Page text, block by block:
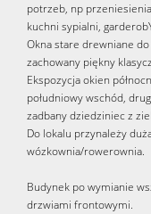
potrzeb, np
kuchni sypialni,
Okna stare drewniane
zachowany piękny
Ekspozycja okien
południowy wschód,
zadbany dziedziniec z
Do lokalu przynależy
wózkownia/rowerownia.
Budynek po wymianie
drzwiami frontowymi.